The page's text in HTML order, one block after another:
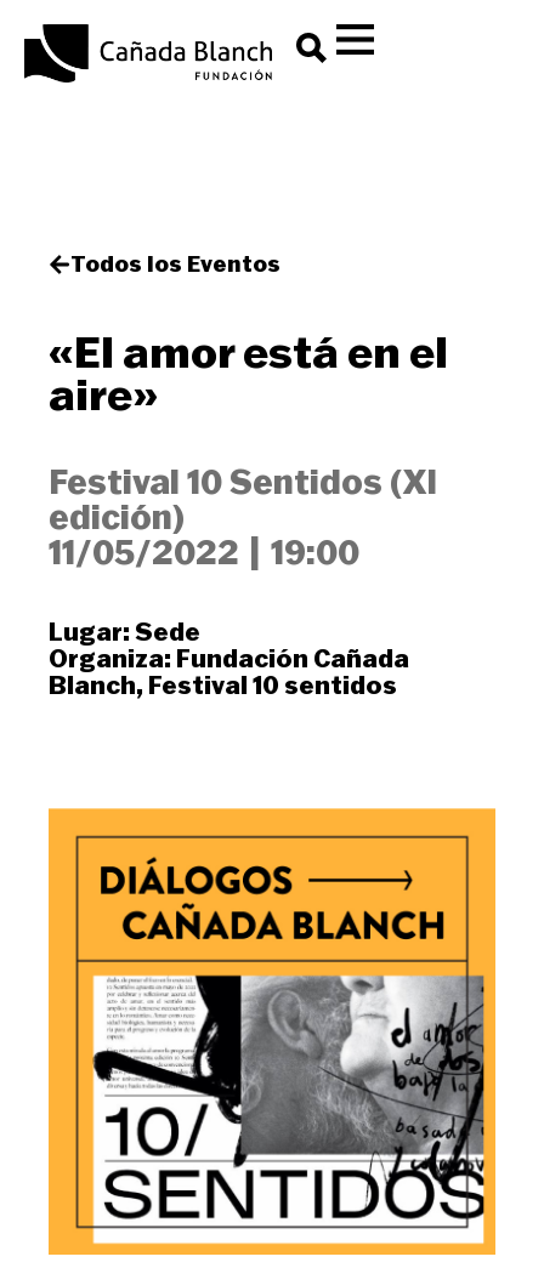
Todos los Eventos
«El amor está en el
aire»
Festival 10 Sentidos (XI
edición)
11/05/2022
19:00
Lugar: Sede
Organiza: Fundación Cañada
Blanch, Festival 10 sentidos